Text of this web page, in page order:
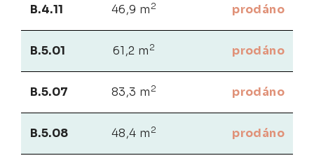
B.4.11 46,9 m 2 prodáno
B.5.01 61,2 m 2 prodáno
B.5.07 83,3 m 2 prodáno
B.5.08 48,4 m 2 prodáno